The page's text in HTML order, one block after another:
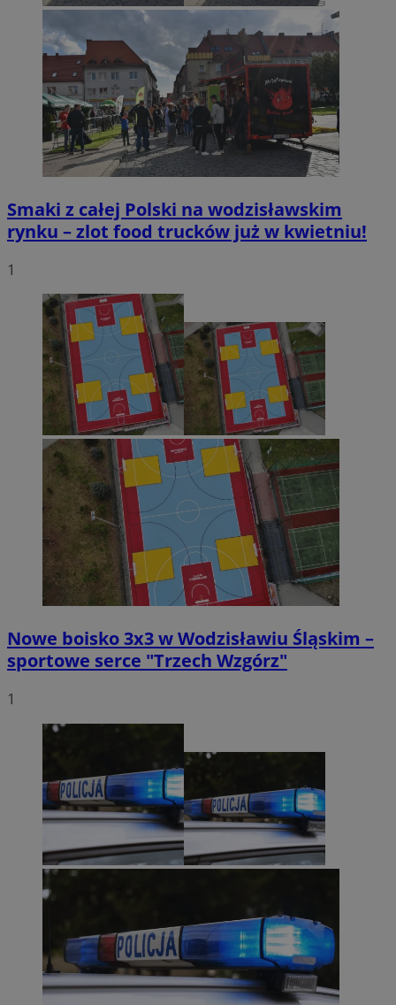
Smaki z całej Polski na wodzisławskim
rynku – zlot food trucków już w kwietniu!
1
Nowe boisko 3x3 w Wodzisławiu Śląskim –
sportowe serce "Trzech Wzgórz"
1